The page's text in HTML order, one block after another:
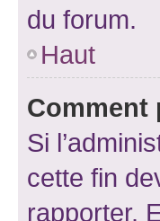
du forum.
Haut
Comment
Si
cette fin
rapporter.